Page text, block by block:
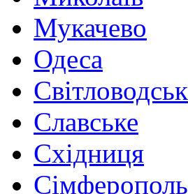
Мукачево
Одеса
Світловодськ
Славське
Східниця
Сімферополь